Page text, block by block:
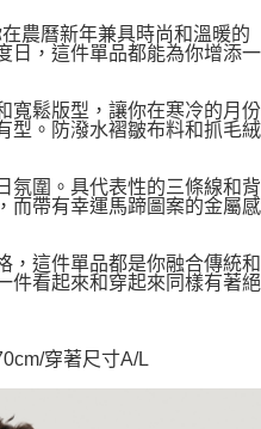
農曆新年兼具時尚和溫暖的
日，這件單品都能為你增添一
寬鬆版型，讓你在寒冷的月份
型。防潑水褶皺布料和抓毛絨
氛圍。具代表性的三條線和背
而帶有幸運馬蹄圖案的金屬感
，這件單品都是你融合傳統和
件看起來和穿起來同樣有著絕
穿著尺寸A/L